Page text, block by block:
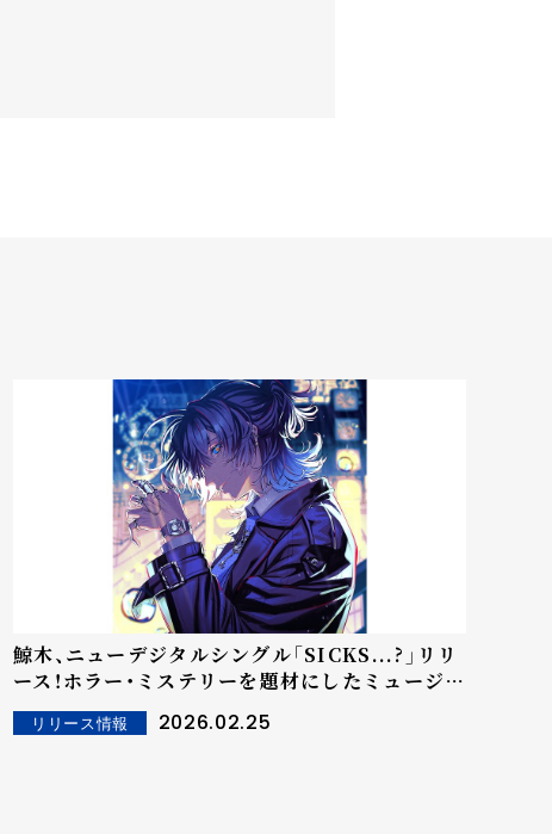
鯨木、ニューデジタルシングル「SICKS...?」リリ
ース！ホラー・ミステリーを題材にしたミュージ
ックビデオが公開
リリース情報 2026.02.25